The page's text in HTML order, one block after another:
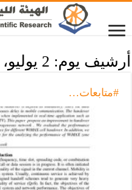
أرشيف يوم: 2 يوليو، 2025
#متابعات…